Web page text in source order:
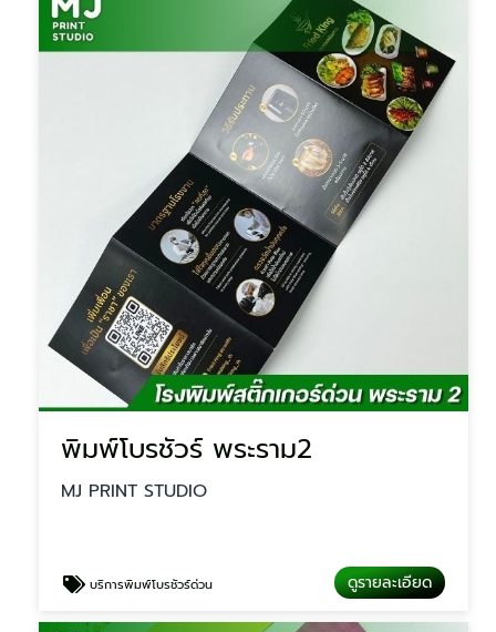
พิมพ์โบรชัวร์ พระราม2
MJ PRINT STUDIO
บริการพิมพ์โบรชัวร์ด่วน ดูรายละเอียด